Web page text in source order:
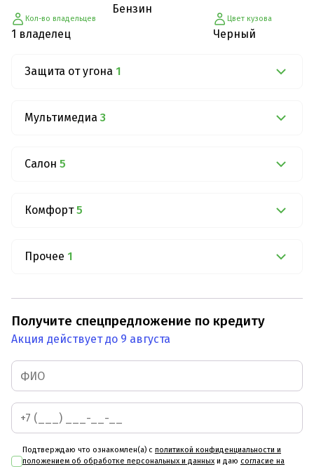
Кол-во владельцев
1 владелец
Бензин
Цвет кузова
Черный
Защита от угона 1
Мультимедиа 3
Салон 5
Комфорт 5
Прочее 1
Получите спецпредложение по кредиту
Акция действует до 9 августа
Подтверждаю что ознакомлен(а) с политикой конфиденциальности и
положением об обработке персональных и данных и даю согласие на